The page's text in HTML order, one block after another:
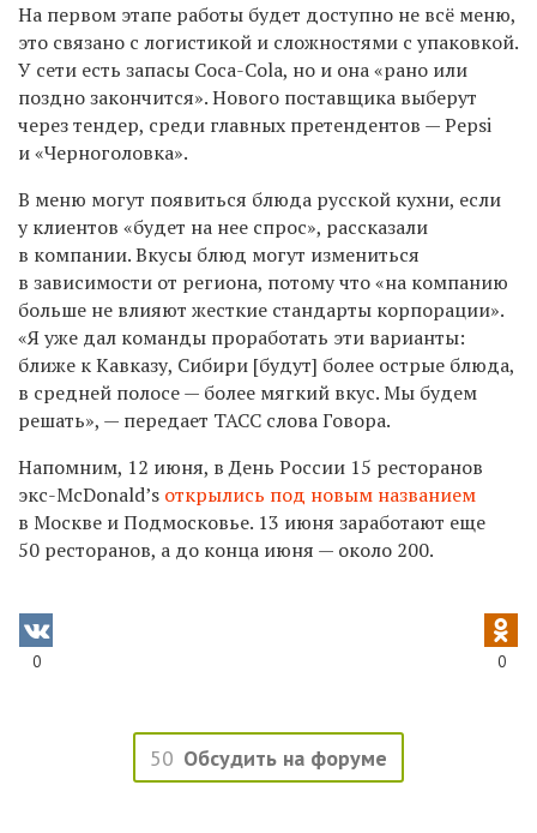
На первом этапе работы будет доступно не всё меню,
это связано с логистикой и сложностями с упаковкой.
У cети есть запасы Coca-Cola, но и она «рано или
поздно закончится». Нового поставщика выберут
через тендер, среди главных претендентов — Pepsi
и «Черноголовка».
В меню могут появиться блюда русской кухни, если
у клиентов «будет на нее спрос», рассказали
в компании. Вкусы блюд могут измениться
в зависимости от региона, потому что «на компанию
больше не влияют жесткие стандарты корпорации».
«Я уже дал команды проработать эти варианты:
ближе к Кавказу, Сибири [будут] более острые блюда,
в средней полосе — более мягкий вкус. Мы будем
решать», — передает ТАСС слова Говора.
Напомним, 12 июня, в День России 15 ресторанов
экс-McDonald’s открылись под новым названием
в Москве и Подмосковье. 13 июня заработают еще
50 ресторанов, а до конца июня — около 200.
0 0
50 Обсудить на форуме